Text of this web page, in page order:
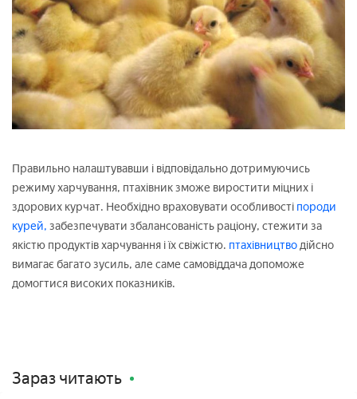
Правильно налаштувавши і відповідально дотримуючись
режиму харчування, птахівник зможе виростити міцних і
здорових курчат. Необхідно враховувати особливості породи
курей, забезпечувати збалансованість раціону, стежити за
якістю продуктів харчування і їх свіжістю. птахівництводійсно
вимагає багато зусиль, але саме самовіддача допоможе
домогтися високих показників.
Зараз читають